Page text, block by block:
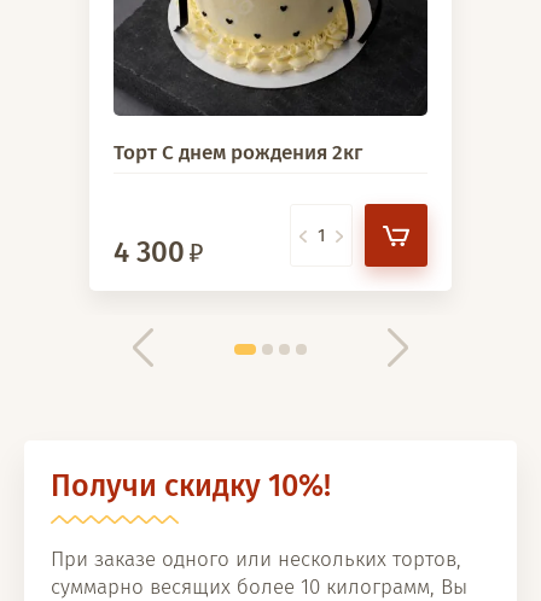
Торт С днем рождения 2кг
4 300
Получи скидку 10%!
При заказе одного или нескольких тортов,
суммарно весящих более 10 килограмм, Вы